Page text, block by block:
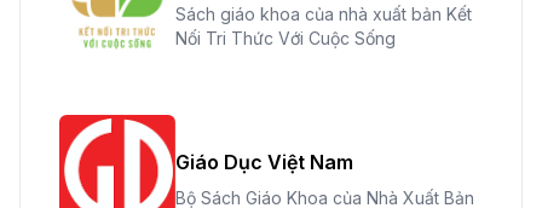
Sách giáo khoa của nhà xuất bản Kết
Nối Tri Thức Với Cuộc Sống
Giáo Dục Việt Nam
Bộ Sách Giáo Khoa của Nhà Xuất Bản